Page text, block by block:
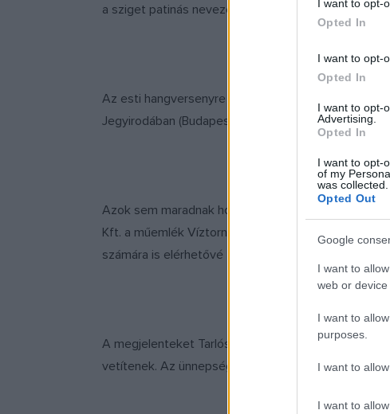
I want to opt-
Opted In
I want to opt-
Opted In
I want to opt-
Advertising.
Opted In
I want to opt-
of my
was collected.
Opted Out
Google
I want to
web or device
I want to
purposes.
I want to
I want to
a sziget patinás nevezetessége: a látványos
Az esti hangversenyre május 24-től térítésmentes
Jegyirodában (Budapest, Nagymező u. 68.),
Azok sem maradnak hoppon, akik esetleg nem
Kft. a műemlék Víztornyot körülvevő Margit
számára is elérhetővé teszi a világszínvonalú műsort.
A megjelenteket Tarlós István főpolgármester
vetítenek. Az ünnepség háziasszonya Radó Denise